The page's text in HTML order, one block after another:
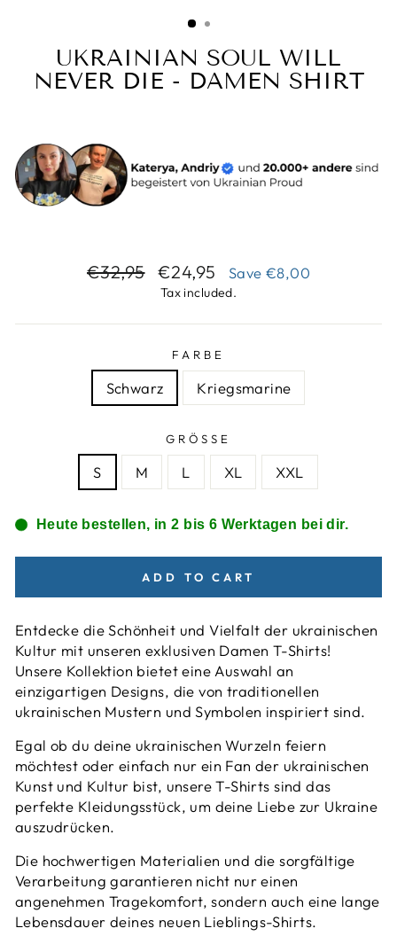
UKRAINIAN SOUL WILL
NEVER DIE - DAMEN SHIRT
Regular
€32,95
Sale
price
€24,95 Save €8,00
Tax included.
FARBE
Schwarz Kriegsmarine
GRÖSSE
S M L XL XXL
Heute bestellen, in 2 bis 6 Werktagen bei dir.
ADD TO CART
Entdecke die Schönheit und Vielfalt der ukrainischen
Kultur mit unseren exklusiven Damen T-Shirts!
Unsere Kollektion bietet eine Auswahl an
einzigartigen Designs, die von traditionellen
ukrainischen Mustern und Symbolen inspiriert sind.
Egal ob du deine ukrainischen Wurzeln feiern
möchtest oder einfach nur ein Fan der ukrainischen
Kunst und Kultur bist, unsere T-Shirts sind das
perfekte Kleidungsstück, um deine Liebe zur Ukraine
auszudrücken.
Die hochwertigen Materialien und die sorgfältige
Verarbeitung garantieren nicht nur einen
angenehmen Tragekomfort, sondern auch eine lange
Lebensdauer deines neuen Lieblings-Shirts.